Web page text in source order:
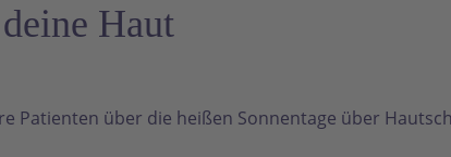
Haut
Patienten über die heißen Sonnentage über